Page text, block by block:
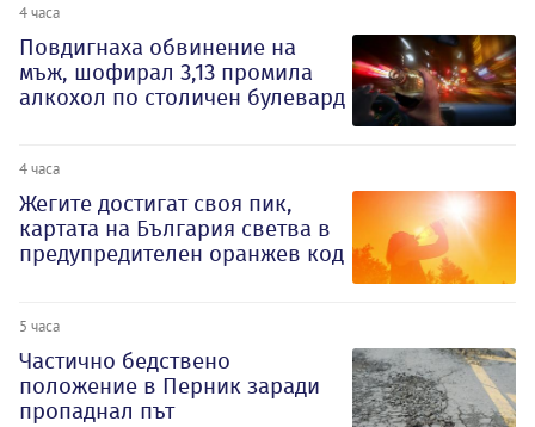
4 часа
Повдигнаха обвинение на
мъж, шофирал 3,13 промила
алкохол по столичен булевард
4 часа
Жегите достигат своя пик,
картата на България светва в
предупредителен оранжев код
5 часа
Частично бедствено
положение в Перник заради
пропаднал път